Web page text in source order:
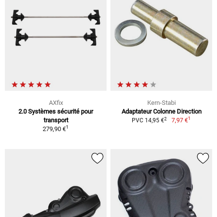
AXfix
2.0 Systèmes sécurité pour
transport
279,90 €1
Kern-Stabi
Adaptateur Colonne Direction
PVC 14,95 €2 7,97 €1